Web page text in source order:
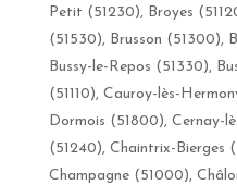
Petit (51230), Broyes
(51530), Brusson (51300),
Bussy-le-Repos (51330),
(51110), Cauroy-lès-
Dormois (51800), Cernay-
(51240), Chaintrix-Bierges
Champagne (51000),